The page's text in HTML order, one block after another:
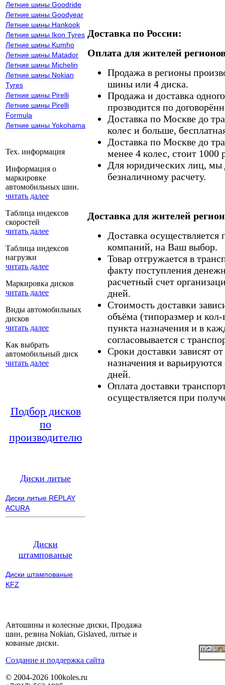
Летние шины Goodride
Летние шины Goodyear
Летние шины Hankook
Летние шины Ikon Tyres
Летние шины Kumho
Летние шины Matador
Летние шины Michelin
Летние шины Nokian
Tyres
Летние шины Pirelli
Летние шины Pirelli
Formula
Летние шины Yokohama
Тех. информация
Информация о
маркировке
автомобильных шин.
читать далее
Таблица индексов
скоростей
читать далее
Таблица индексов
нагрузки
читать далее
Маркировка дисков
читать далее
Виды автомобильных
дисков
читать далее
Как выбрать
автомобильный диск
читать далее
Подбор дисков
по
производителю
Диски литые
Диски литые REPLAY
ACURA
Диски
штампованые
Диски штампованые
KFZ
Доставка по России:
Оплата для жителей
Продажа в регионы
шины или 4 диска.
Продажа и доставка
прозводится по
Доставка по Москве до
колес и больше,
Доставка по Москве до
менее 4 колес, стоит 1000
Для юридических лиц, мы
безналичному расчету.
Доставка для жителей
Доставка
компаний, на Ваш выбор.
Товар отгружается в
факту поступления
расчетный счет
дней.
Стоимость доставки
объёма (типоразмер и кол-
пункта назначения и в
согласовывается с
Сроки доставки зависят
назначения и
дней.
Оплата доставки
осуществляется при
Автошины и колесные диски, Продажа
шин, резина Nokian, Gislaved, литые и
кованые диски.
Cоздание и поддержка сайта
© 2004-2026 100koles.ru